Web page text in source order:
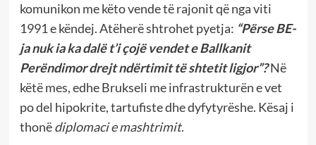
komunikon me këto vende të rajonit që nga viti
1991 e këndej. Atëherë shtrohet pyetja: “Përse BE-
ja nuk ia ka dalë t’i çojë vendet e Ballkanit
Perëndimor drejt ndërtimit të shtetit ligjor”?Në
këtë mes, edhe Brukseli me infrastrukturën e vet
po del hipokrite, tartufiste dhe dyfytyrëshe. Kësaj i
thonëdiplomaci e mashtrimit.